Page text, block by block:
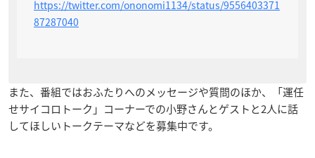
https://twitter.com/ononomi1134/status/9556403371
87287040
また、番組ではおふたりへのメッセージや質問のほか、「運任
せサイコロトーク」コーナーでの小野さんとゲストと2人に話
してほしいトークテーマなどを募集中です。